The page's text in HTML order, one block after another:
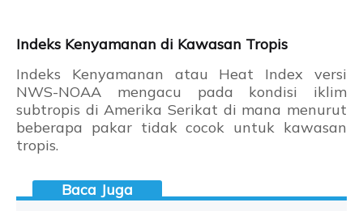
Indeks Kenyamanan di Kawasan Tropis
Indeks Kenyamanan atau Heat Index versi
NWS-NOAA mengacu pada kondisi iklim
subtropis di Amerika Serikat di mana menurut
beberapa pakar tidak cocok untuk kawasan
tropis.